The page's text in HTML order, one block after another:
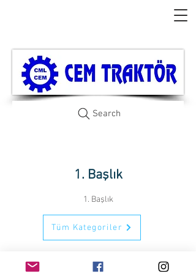
Search
1. Başlık
1. Başlık
Tüm Kategoriler